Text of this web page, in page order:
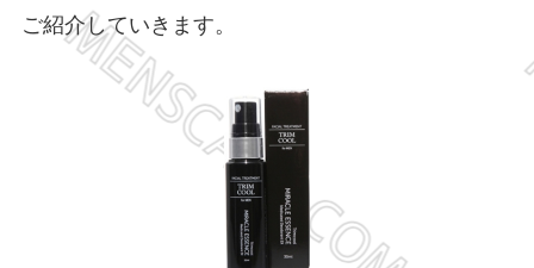
ご紹介していきます。